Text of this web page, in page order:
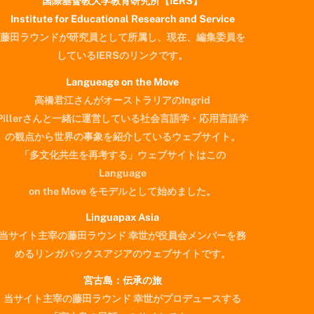
Institute for Educational Research and Service
藤田ラウンドが研究員として所属し、現在、編集委員を
しているIERSのリンクです。
Langueage on the Move
高橋君江さんがオーストラリアのIngrid
さんと一緒に運営している社会言語学・応用言語学
の観点から世界の事象を紹介しているウェブサイト。
「多文化共生を再考する」ウェブサイトはこの
Language
on the Move をモデルとして始めました。
Linguapax Asia
サイト主宰の藤田ラウンド 幸世が役員会メンバーを務
めるリンガパックスアジアのウェブサイトです。
宮古島：伝承の旅
当サイト主宰の藤田ラウンド 幸世がプロデュースする